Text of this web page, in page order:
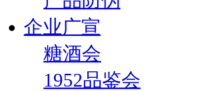
企业广宣
糖酒会
1952品鉴会